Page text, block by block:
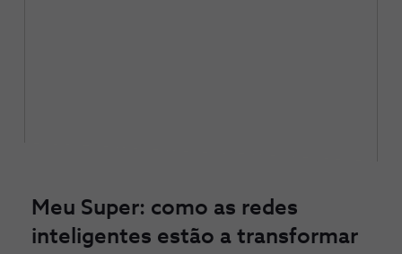
Meu Super: como as redes
inteligentes estão a transformar